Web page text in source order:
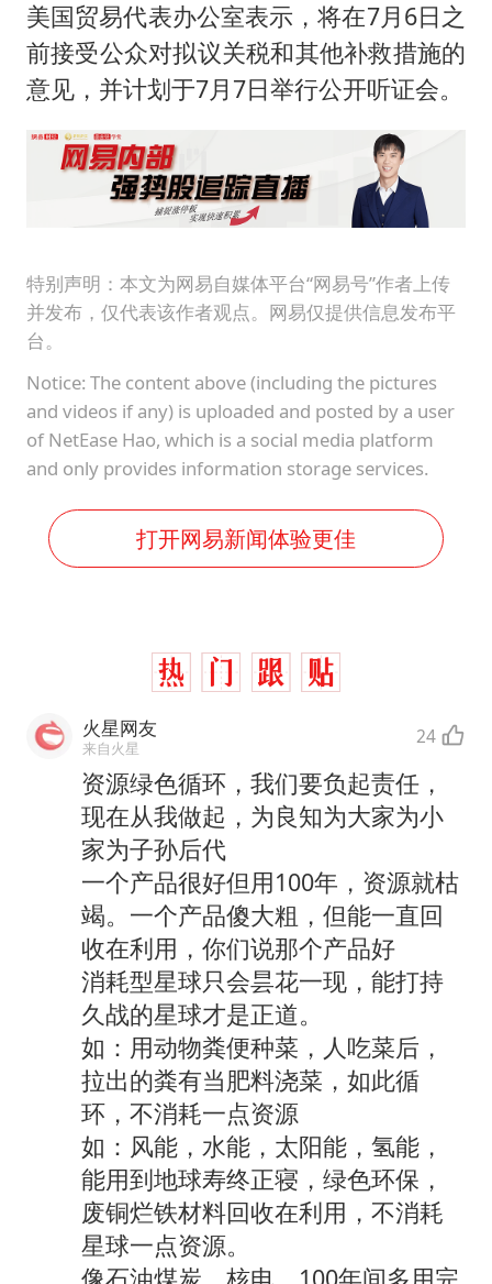
美国贸易代表办公室表示，将在7月6日之
前接受公众对拟议关税和其他补救措施的
意见，并计划于7月7日举行公开听证会。
特别声明：本文为网易自媒体平台“网易号”作者上传
并发布，仅代表该作者观点。网易仅提供信息发布平
台。
Notice: The content above (including the pictures
and videos if any) is uploaded and posted by a user
of NetEase Hao, which is a social media platform
and only provides information storage services.
打开网易新闻体验更佳
火星网友
来自火星 24
资源绿色循环，我们要负起责任，
现在从我做起，为良知为大家为小
家为子孙后代
一个产品很好但用100年，资源就枯
竭。一个产品傻大粗，但能一直回
收在利用，你们说那个产品好
消耗型星球只会昙花一现，能打持
久战的星球才是正道。
如：用动物粪便种菜，人吃菜后，
拉出的粪有当肥料浇菜，如此循
环，不消耗一点资源
如：风能，水能，太阳能，氢能，
能用到地球寿终正寝，绿色环保，
废铜烂铁材料回收在利用，不消耗
星球一点资源。